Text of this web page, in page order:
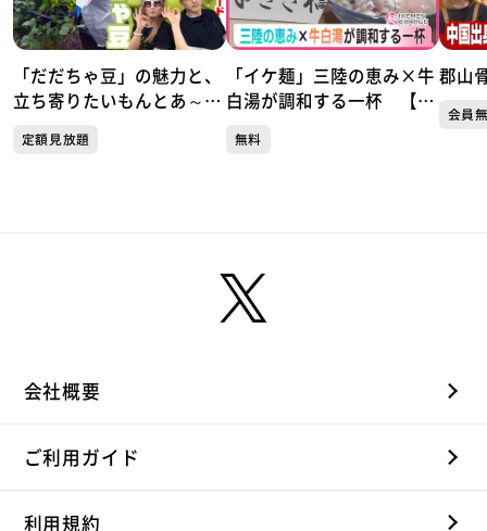
「だだちゃ豆」の魅力と、
立ち寄りたいもんとあ～る
定額見放題
「イケ麺」三陸の恵み×牛
白湯が調和する一杯 【三
（仙台・青葉区）
無料
郡山
会員
会社概要
ご利用ガイド
利用規約